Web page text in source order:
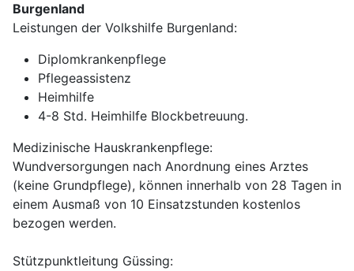
Burgenland
Leistungen der Volkshilfe Burgenland:
Diplomkrankenpflege
Pflegeassistenz
Heimhilfe
4-8 Std. Heimhilfe Blockbetreuung.
Medizinische Hauskrankenpflege:
Wundversorgungen nach Anordnung eines Arztes
(keine Grundpflege), können innerhalb von 28 Tagen in
einem Ausmaß von 10 Einsatzstunden kostenlos
bezogen werden.
Stützpunktleitung Güssing: